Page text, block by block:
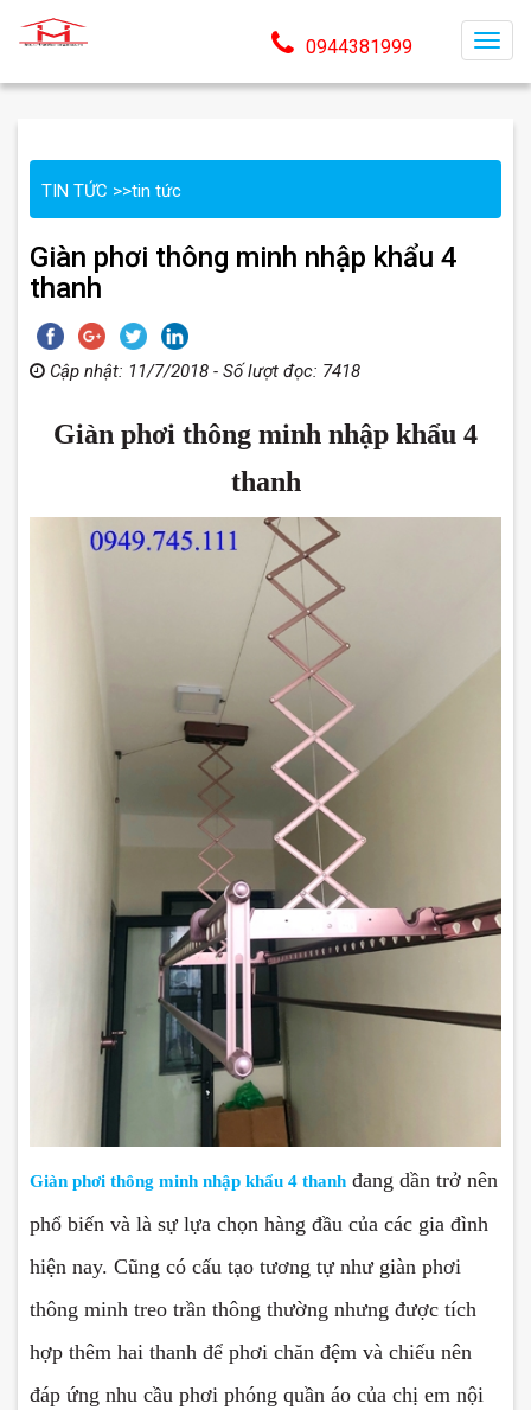
T
l
n
0944381999
TIN TỨC >>tin tức
Giàn phơi thông minh nhập khẩu 4
thanh
Cập nhật: 11/7/2018 - Số lượt đọc: 7418
Giàn phơi thông minh nhập khẩu 4
thanh
Giàn phơi thông minh nhập khẩu 4 thanh đang dần trở nên
phổ biến và là sự lựa chọn hàng đầu của các gia đình
hiện nay. Cũng có cấu tạo tương tự như giàn phơi
thông minh treo trần thông thường nhưng được tích
hợp thêm hai thanh để phơi chăn đệm và chiếu nên
đáp ứng nhu cầu phơi phóng quần áo của chị em nội